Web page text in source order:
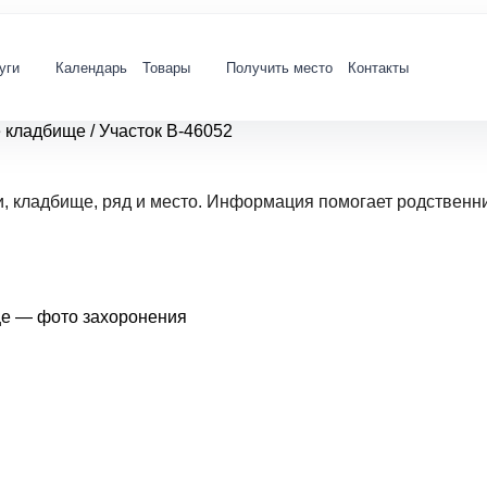
Календарь Товары Получить место Контакты
кладбище / Участок В-46052
ряд и место. Информация помогает